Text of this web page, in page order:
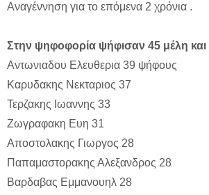
Αναγέννηση για το επόμενα 2 χρόνια .
Στην ψηφοφορία ψήφισαν 45 μέλη και
Αντωνιαδου Ελευθερια 39 ψήφους
Καρυδακης Νεκταριος 37
Τερζακης Ιωαννης 33
Ζωγραφακη Ευη 31
Αποστολακης Γιωργος 28
Παπαμαστορακης Αλεξανδρος 28
Βαρδαβας Εμμανουηλ 28